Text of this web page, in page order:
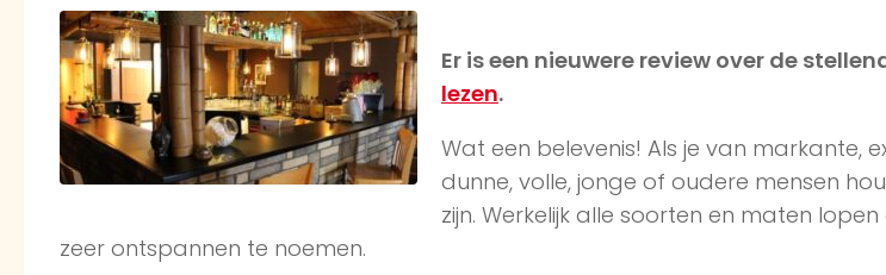
Er is een nieuwere review over de
lezen.
Wat een belevenis! Als je van markante,
dunne, volle, jonge of oudere mensen
zijn. Werkelijk alle soorten en maten
zeer ontspannen te noemen.